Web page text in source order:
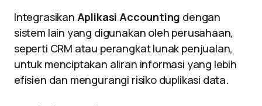
Integrasikan Aplikasi Accounting dengan
sistem lain yang digunakan oleh perusahaan,
seperti CRM atau perangkat lunak penjualan,
untuk menciptakan aliran informasi yang lebih
efisien dan mengurangi risiko duplikasi data.